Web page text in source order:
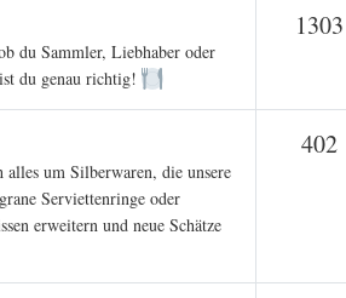
du Sammler, Liebhaber oder
du genau richtig!
1303
um Silberwaren, die unsere
Serviettenringe oder
erweitern und neue Schätze
402